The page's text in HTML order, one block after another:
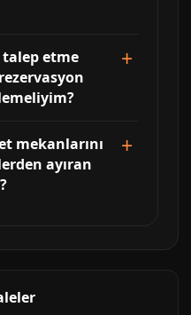
etme
mekanlarını
ayıran